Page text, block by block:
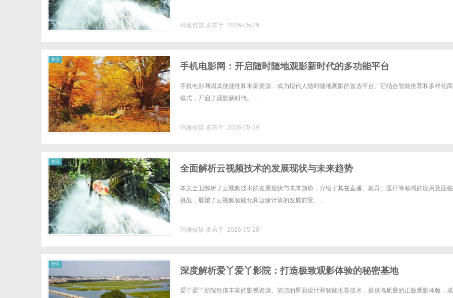
玛雅传媒 发布于 2026-05-29
资讯
手机电影网：开启随时随地观影新时代的多功能平台
手机电影网因其便捷性和丰富资源，成为现代人随时随地观影的首选平台。它结合智能推荐和多样化
模式，开启了观影新时代。...
玛雅传媒 发布于 2026-05-29
资讯
全面解析云视频技术的发展现状与未来趋势
本文全面解析了云视频技术的发展现状与未来趋势，介绍了其在直播、教育、医疗等领域的应用及面
挑战，展望了云视频智能化和边缘计算的发展前景。...
玛雅传媒 发布于 2026-05-28
资讯
深度解析爱丫爱丫影院：打造极致观影体验的秘密基地
爱丫爱丫影院凭借丰富的影视资源、简洁的界面设计和智能推荐技术，提供高质量的正版观影体验，